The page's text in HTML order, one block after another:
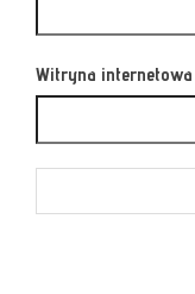
Witryna internetowa